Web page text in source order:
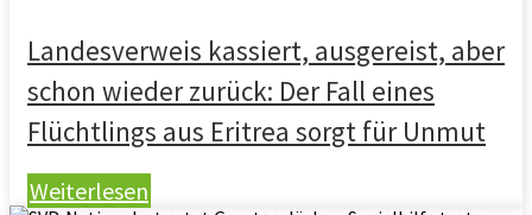
Landesverweis kassiert, ausgereist, aber
schon wieder zurück: Der Fall eines
Flüchtlings aus Eritrea sorgt für Unmut
Weiterlesen